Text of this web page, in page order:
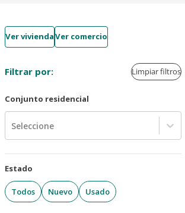
Ver viviendaVer comercio
Filtrar por: Limpiar filtros
Conjunto residencial
Seleccione
Estado
Todos Nuevo Usado